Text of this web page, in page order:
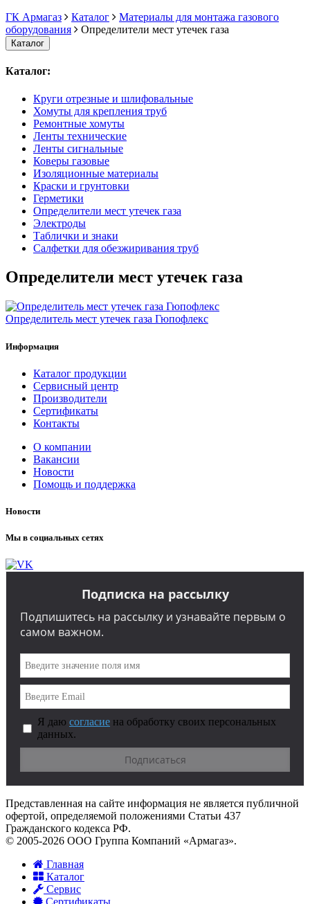
ГК Армагаз
Каталог
Материалы для монтажа газового
оборудования
Определители мест утечек газа
Каталог
Каталог:
Круги отрезные и шлифовальные
Хомуты для крепления труб
Ремонтные хомуты
Ленты технические
Ленты сигнальные
Коверы газовые
Изоляционные материалы
Краски и грунтовки
Герметики
Определители мест утечек газа
Электроды
Таблички и знаки
Салфетки для обезжиривания труб
Определители мест утечек газа
Определитель мест утечек газа Гюпофлекс
Информация
Каталог продукции
Сервисный центр
Производители
Сертификаты
Контакты
О компании
Вакансии
Новости
Помощь и поддержка
Новости
Мы в социальных сетях
Подписка на рассылку
Подпишитесь на рассылку и узнавайте первым о
самом важном.
Я даю согласие на обработку своих персональных
данных.
Представленная на сайте информация не является публичной
офертой, определяемой положениями Статьи 437
Гражданского кодекса РФ.
© 2005-2026 ООО Группа Компаний «Армагаз».
Главная
Каталог
Сервис